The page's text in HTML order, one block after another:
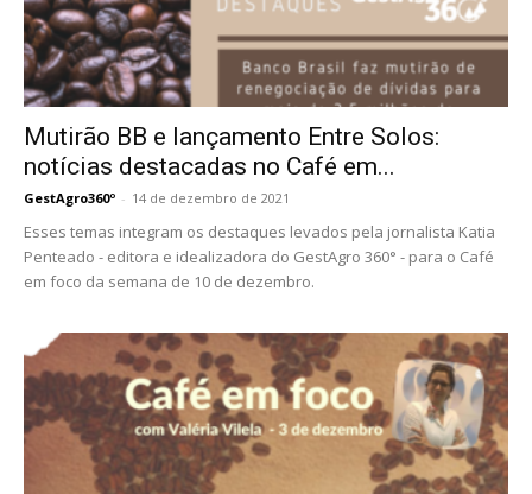
Mutirão BB e lançamento Entre Solos:
notícias destacadas no Café em...
GestAgro360º - 14 de dezembro de 2021
Esses temas integram os destaques levados pela jornalista Katia
Penteado - editora e idealizadora do GestAgro 360° - para o Café
em foco da semana de 10 de dezembro.